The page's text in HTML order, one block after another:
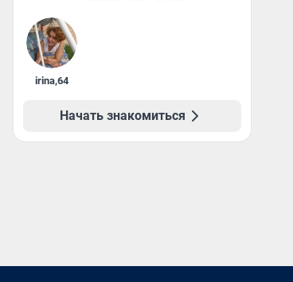
irina,64
Начать знакомиться